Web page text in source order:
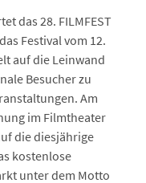
das 28. FILMFEST
Festival vom 12.
auf die Leinwand
Besucher zu
Am
im Filmtheater
die diesjährige
kostenlose
unter dem Motto